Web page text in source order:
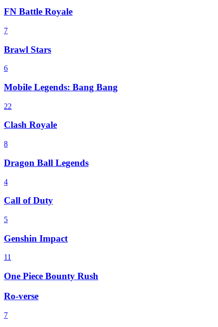
FN Battle Royale
7
Brawl Stars
6
Mobile Legends: Bang Bang
22
Clash Royale
8
Dragon Ball Legends
4
Call of Duty
5
Genshin Impact
11
One Piece Bounty Rush
Ro-verse
7